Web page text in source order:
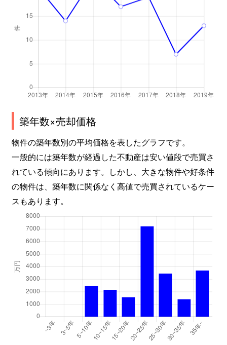
築年数×売却価格
物件の築年数別の平均価格を表したグラフです。
一般的には築年数が経過した不動産は安い値段で売買さ
れている傾向にあります。しかし、大きな物件や好条件
の物件は、築年数に関係なく高値で売買されているケー
スもあります。